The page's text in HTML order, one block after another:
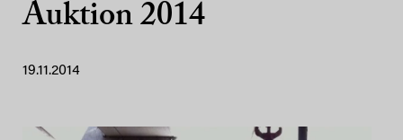
Auktion 2014
19.11.2014